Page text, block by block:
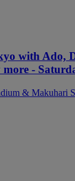
with Ado,
-
& Makuhari